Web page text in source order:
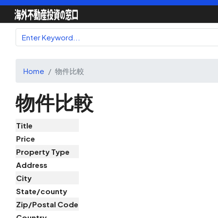
Home 物件比較
物件比較
Title
Price
Property Type
Address
City
State/county
Zip/Postal Code